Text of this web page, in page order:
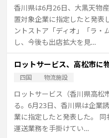
香川県は6月26日、大黒天物
置対象企業に指定したと発表
ントストア「ディオ」「ラ・
し、今後も出店拡大を見…
ロットサービス、高松市に
四国 物流施設
ロットサービス（香川県高松
る。6月23日、香川県は企業
業に指定したと発表した。 同
運送業務を手掛けてい…